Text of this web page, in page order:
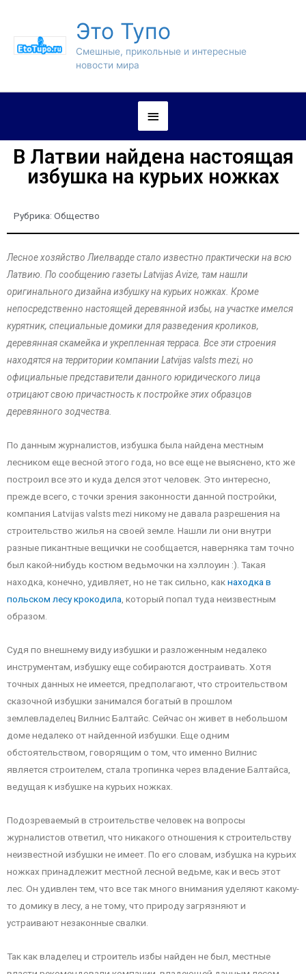
Это Тупо
Смешные, прикольные и интересные
новости мира
В Латвии найдена настоящая
избушка на курьих ножках
Рубрика: Общество
Лесное хозяйство Лиелварде стало известно практически на всю
Латвию. По сообщению газеты Latvijas Avize, там нашли
оригинального дизайна избушку на курьих ножках. Кроме
непосредственно настоящей деревянной избы, на участке имелся
курятник, специальные домики для разведения кроликов,
деревянная скамейка и укрепленная терраса. Все эти строения
находятся на территории компании Latvijas valsts mezi, но
официальные представители данного юридического лица
отрицают свою причастность к постройке этих образцов
деревянного зодчества.
По данным журналистов, избушка была найдена местным
лесником еще весной этого года, но все еще не выяснено, кто же
построил все это и куда делся этот человек. Это интересно,
прежде всего, с точки зрения законности данной постройки,
компания Latvijas valsts mezi никому не давала разрешения на
строительство жилья на своей земле. Нашли ли они внутри
разные пикантные вещички не сообщается, наверняка там точно
был какой-нибудь костюм ведьмочки на хэллоуин :). Такая
находка, конечно, удивляет, но не так сильно, какнаходка в
польском лесу крокодила , который попал туда неизвестным
образом.
Судя по внешнему виду избушки и разложенным недалеко
инструментам, избушку еще собираются достраивать. Хотя
точных данных не имеется, предполагают, что строительством
сказочной избушки занимался богатый в прошлом
землевладелец Вилнис Балтайс. Сейчас он живет в небольшом
доме недалеко от найденной избушки. Еще одним
обстоятельством, говорящим о том, что именно Вилнис
является строителем, стала тропинка через владение Балтайса,
ведущая к избушке на курьих ножках.
Подозреваемый в строительстве человек на вопросы
журналистов ответил, что никакого отношения к строительству
неизвестной избушки не имеет. По его словам, избушка на курьих
ножках принадлежит местной лесной ведьме, как и весь этот
лес. Он удивлен тем, что все так много внимания уделяют какому-
то домику в лесу, а не тому, что природу загрязняют и
устраивают незаконные свалки.
Так как владелец и строитель избы найден не был, местные